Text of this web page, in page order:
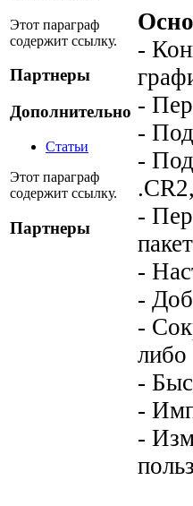
Этот параграф
содержит ссылку.
Партнеры
Дополнительно
Статьи
Этот параграф
содержит ссылку.
Партнеры
-
-
-
-
-
-
-
-
либо
-
-
-